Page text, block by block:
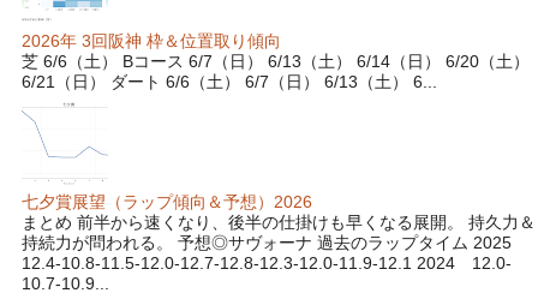
2026年 3回阪神 枠＆位置取り傾向
芝 6/6（土） Bコース 6/7（日） 6/13（土） 6/14（日） 6/20（土）
6/21（日） ダート 6/6（土） 6/7（日） 6/13（土） 6...
七夕賞展望（ラップ傾向＆予想）2026
まとめ 前半から速くなり、後半の仕掛けも早くなる展開。 持久力＆
持続力が問われる。 予想◎サヴォーナ 過去のラップタイム 2025
12.4-10.8-11.5-12.0-12.7-12.8-12.3-12.0-11.9-12.1 2024 12.0-
10.7-10.9...